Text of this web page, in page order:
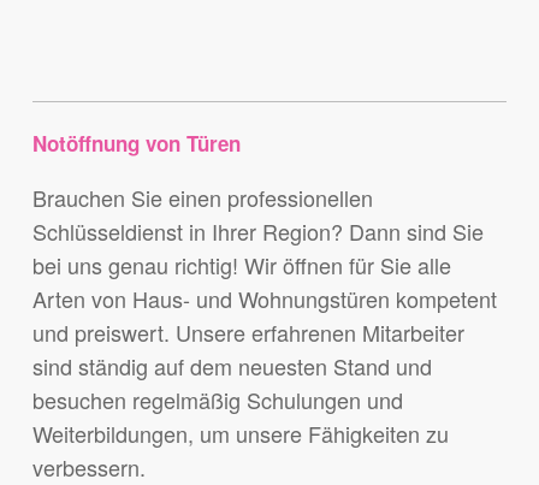
Notöffnung von Türen
Brauchen Sie einen professionellen
Schlüsseldienst in Ihrer Region? Dann sind Sie
bei uns genau richtig! Wir öffnen für Sie alle
Arten von Haus- und Wohnungstüren kompetent
und preiswert. Unsere erfahrenen Mitarbeiter
sind ständig auf dem neuesten Stand und
besuchen regelmäßig Schulungen und
Weiterbildungen, um unsere Fähigkeiten zu
verbessern.